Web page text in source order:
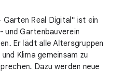
Real Digital" ist ein
und Gartenbauverein
Er lädt alle Altersgruppen
Klima gemeinsam zu
Dazu werden neue